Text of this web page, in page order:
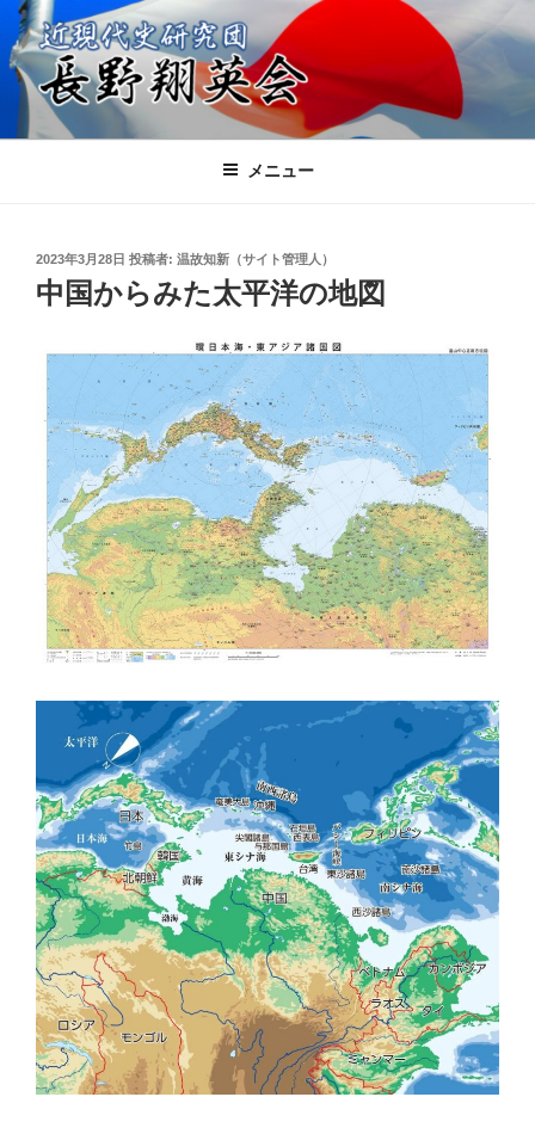
ン
テ
近現代史研究団 長野翔英会
日本の進むべき未来を共に考える会
メニュー
投
日:
2023年3月28日 投稿者: 温故知新（サイト管理人）
中国からみた太平洋の地図